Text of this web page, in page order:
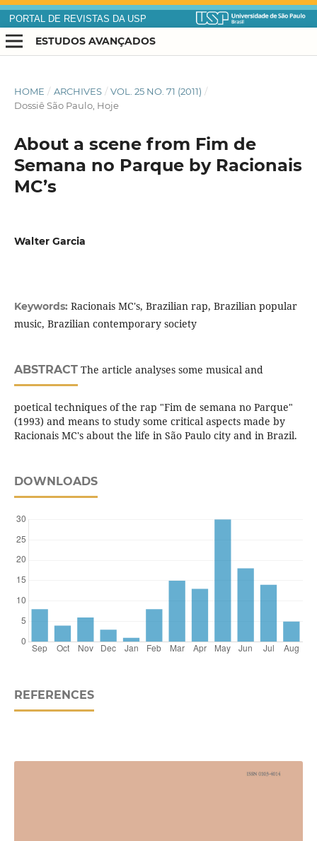
PORTAL DE REVISTAS DA USP
ESTUDOS AVANÇADOS
HOME / ARCHIVES / VOL. 25 NO. 71 (2011) /
Dossiê São Paulo, Hoje
About a scene from Fim de
Semana no Parque by Racionais
MC’s
Walter Garcia
Keywords: Racionais MC's, Brazilian rap, Brazilian popular
music, Brazilian contemporary society
ABSTRACTThe article analyses some musical and
poetical techniques of the rap "Fim de semana no Parque"
(1993) and means to study some critical aspects made by
Racionais MC's about the life in São Paulo city and in Brazil.
DOWNLOADS
REFERENCES